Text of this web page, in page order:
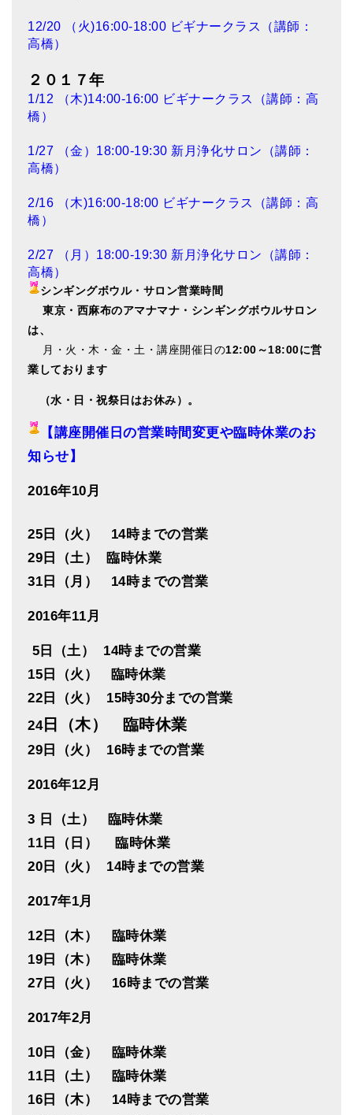
12/20 （火)16:00-18:00 ビギナークラス（講師：
高橋）
２０１７年
1/12 （木)14:00-16:00 ビギナークラス（講師：高
橋）
1/27 （金）18:00-19:30 新月浄化サロン（講師：
高橋）
2/16 （木)16:00-18:00 ビギナークラス（講師：高
橋）
2/27 （月）18:00-19:30 新月浄化サロン（講師：
高橋）
シンギングボウル・サロン営業時間
東京・西麻布のアマナマナ・シンギングボウルサロン
は、
月・火・木・金・土・講座開催日の12:00～18:00に営
業しております
（水・日・祝祭日はお休み）。
【講座開催日の営業時間変更や臨時休業のお
知らせ】
2016年10月
25日（火） 14時までの営業
29日（土） 臨時休業
31日（月） 14時までの営業
2016年11月
5日（土） 14時までの営業
15日（火） 臨時休業
22日（火） 15時30分までの営業
24日（木） 臨時休業
29日（火） 16時までの営業
2016年12月
3 日（土） 臨時休業
11日（日） 臨時休業
20日（火） 14時までの営業
2017年1月
12日（木） 臨時休業
19日（木） 臨時休業
27日（火） 16時までの営業
2017年2月
10日（金） 臨時休業
11日（土） 臨時休業
16日（木） 14時までの営業